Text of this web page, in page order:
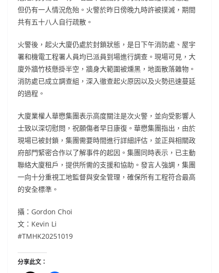
但仍有一人情況危殆。火警於昨日傍晚九時許被撲滅，期間
共有五十八人自行疏散。
火警後，起火大廈仍處於封鎖狀態，是日下午消防處、屋宇
署和機電工程署人員均已派員到場進行調查。現場可見，大
廈外牆竹枝懸掛半空，牆身大範圍被燻黑，地面散落雜物。
消防處已成立調查組，深入徹查起火原因以及火勢迅速蔓延
的過程。
大廈業權人華懋集團表示高度關注是次火警，並向受影響人
士致以深切慰問，祝願傷者早日康復。華懋集團指出，由於
現場已被封鎖，集團需要時間進行詳細評估，並正與相關政
府部門緊密合作以了解事件的起因。集團同時表示，已主動
聯絡大廈租戶，提供所需的支援和協助。發言人強調，集團
一向十分重視工地監督與安全管理，確保所有工程符合最高
的安全標準。
攝：Gordon Choi
文：Kevin Li
#TMHK20251019
分享此文：